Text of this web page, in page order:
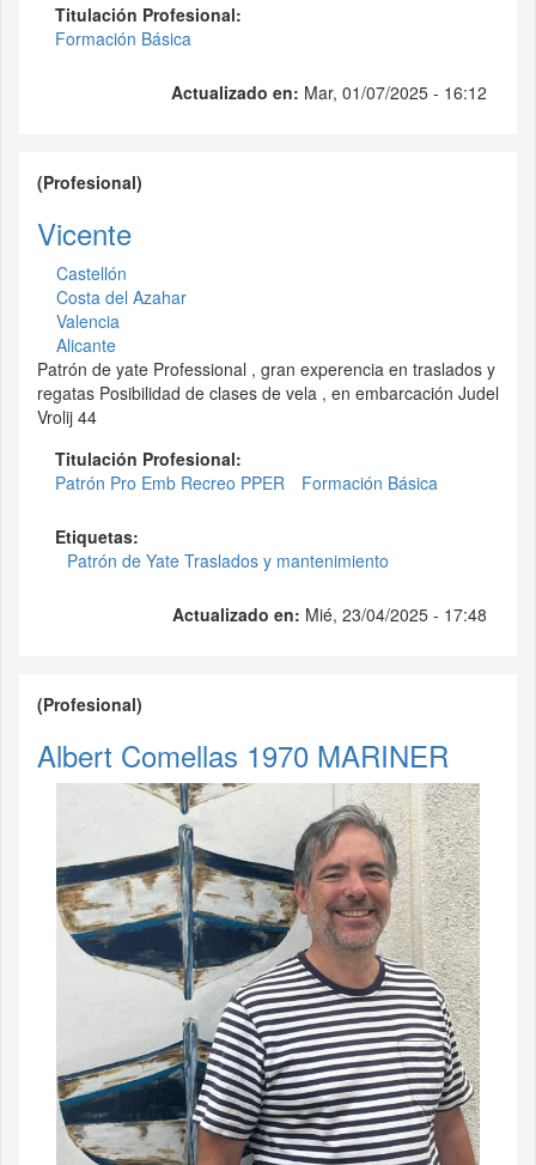
Titulación Profesional:
Formación Básica
Actualizado en: Mar, 01/07/2025 - 16:12
(Profesional)
Vicente
Castellón
Costa del Azahar
Valencia
Alicante
Patrón de yate Professional , gran experencia en traslados y
regatas Posibilidad de clases de vela , en embarcación Judel
Vrolij 44
Titulación Profesional:
Patrón Pro Emb Recreo PPER
Formación Básica
Etiquetas:
Patrón de Yate Traslados y mantenimiento
Actualizado en: Mié, 23/04/2025 - 17:48
(Profesional)
Albert Comellas 1970 MARINER